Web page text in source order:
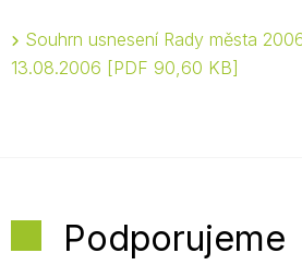
Souhrn usnesení Rady města
13.08.2006
PDF 90,60 KB
Podporujeme